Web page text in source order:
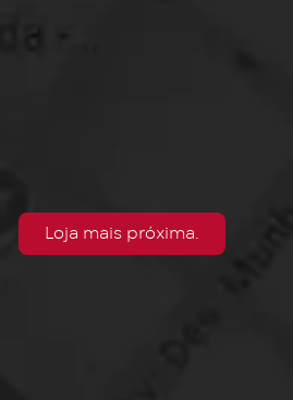
Loja mais próxima.